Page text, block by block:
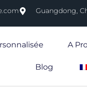
Guangdong,
A
Blog